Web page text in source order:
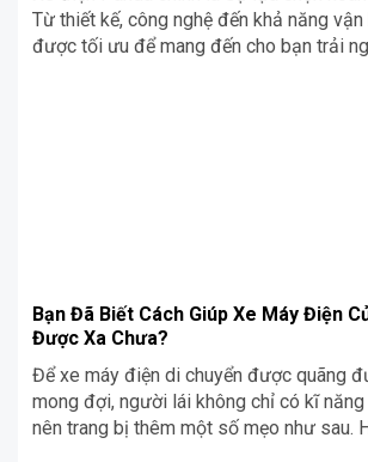
Từ thiết kế, công nghệ đến khả năng
được tối ưu để mang đến cho bạn trải
Bạn Đã Biết Cách Giúp Xe Máy Điện
Được Xa Chưa?
Để xe máy điện di chuyển được quãng
mong đợi, người lái không chỉ có kĩ năng
nên trang bị thêm một số mẹo như sau.